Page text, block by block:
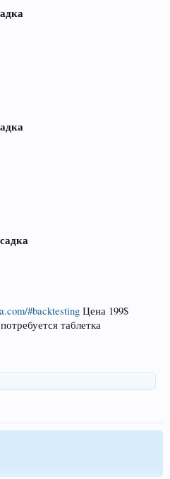
#backtesting Цена 199$
таблетка